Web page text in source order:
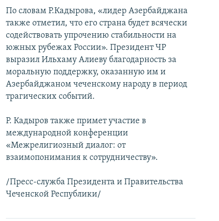
По словам Р.Кадырова, «лидер Азербайджана
также отметил, что его страна будет всячески
содействовать упрочению стабильности на
южных рубежах России». Президент ЧР
выразил Ильхаму Алиеву благодарность за
моральную поддержку, оказанную им и
Азербайджаном чеченскому народу в период
трагических событий.
Р. Кадыров также примет участие в
международной конференции
«Межрелигиозный диалог: от
взаимопонимания к сотрудничеству».
/Пресс-служба Президента и Правительства
Чеченской Республики/